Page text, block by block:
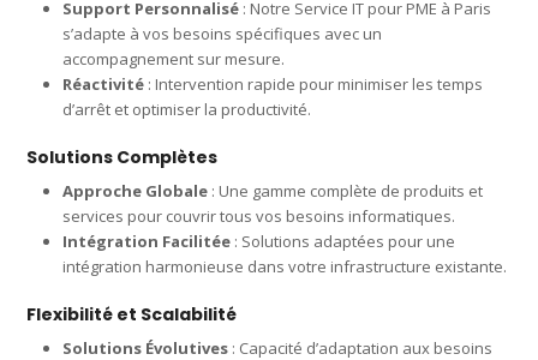
Support Personnalisé : Notre Service IT pour PME à Paris
s’adapte à vos besoins spécifiques avec un
accompagnement sur mesure.
Réactivité : Intervention rapide pour minimiser les temps
d’arrêt et optimiser la productivité.
Solutions Complètes
Approche Globale : Une gamme complète de produits et
services pour couvrir tous vos besoins informatiques.
Intégration Facilitée : Solutions adaptées pour une
intégration harmonieuse dans votre infrastructure existante.
Flexibilité et Scalabilité
Solutions Évolutives : Capacité d’adaptation aux besoins